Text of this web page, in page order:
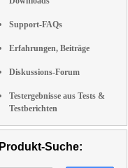
Support-FAQs
Erfahrungen, Beiträge
Diskussions-Forum
Testergebnisse aus Tests &
Testberichten
Produkt-Suche: